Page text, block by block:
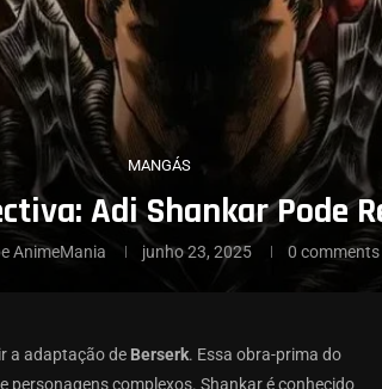
MANGÁS
Adi Shankar Pode
AnimeMania junho 23, 2025 0 comments
a adaptação de Berserk. Essa obra-prima do
complexos. Shankar é conhecido